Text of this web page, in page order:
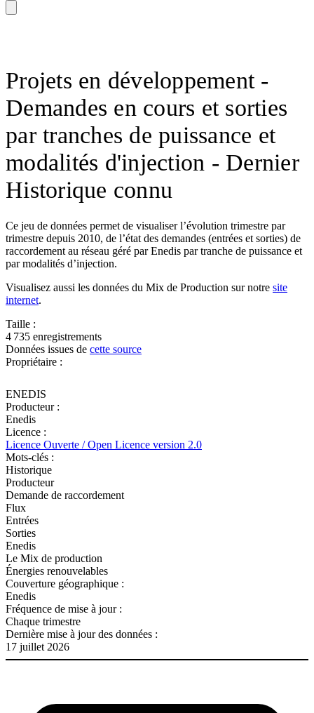
Projets en développement -
Demandes en cours et sorties
par tranches de puissance et
modalités d'injection - Dernier
Historique connu
Ce jeu de données permet de visualiser l’évolution trimestre par
trimestre depuis 2010, de l’état des demandes (entrées et sorties) de
raccordement au réseau géré par Enedis par tranche de puissance et
par modalités d’injection.
Visualisez aussi les données du Mix de Production sur notre site
internet.
Taille :
4 735 enregistrements
Données issues de cette source
Propriétaire :
ENEDIS
Producteur :
Enedis
Licence :
Licence Ouverte / Open Licence version 2.0
Mots-clés :
Historique
Producteur
Demande de raccordement
Flux
Entrées
Sorties
Enedis
Le Mix de production
Énergies renouvelables
Couverture géographique :
Enedis
Fréquence de mise à jour :
Chaque trimestre
Dernière mise à jour des données :
17 juillet 2026